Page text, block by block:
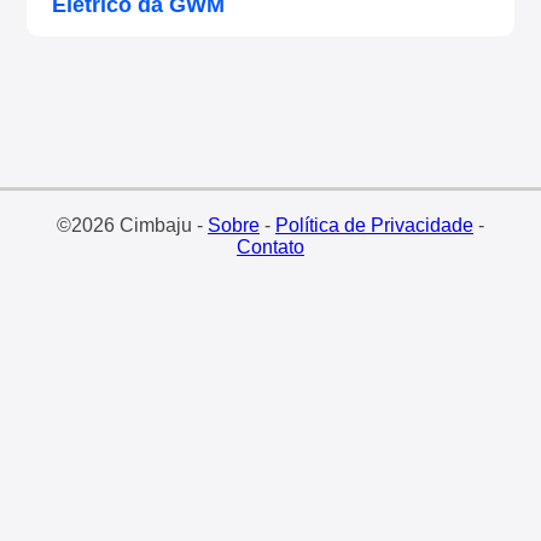
Elétrico da GWM
©2026 Cimbaju - Sobre- Política de Privacidade-
Contato